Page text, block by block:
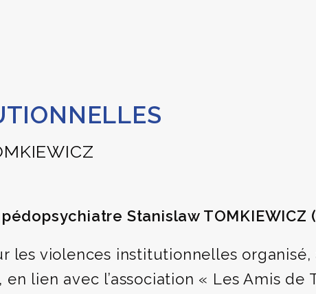
Stanislaw TOMKIEWICZ
les violences institutionnelles
en lien avec l’association « Les Amis